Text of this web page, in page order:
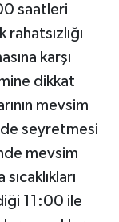
saatleri
karşı
dikkat
mevsim
seyretmesi
mevsim
11:00 ile